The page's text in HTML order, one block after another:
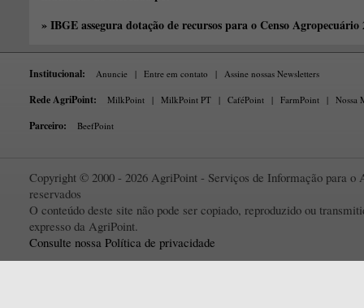
» IBGE assegura dotação de recursos para o Censo Agropecuário
Institucional: Anuncie | Entre em contato | Assine nossas Newsletters
Rede AgriPoint: MilkPoint | MilkPoint PT | CaféPoint | FarmPoint | Nossa
Parceiro: BeefPoint
Copyright © 2000 - 2026 AgriPoint - Serviços de Informação para o
reservados
O conteúdo deste site não pode ser copiado, reproduzido ou
expresso da AgriPoint.
Consulte nossa Política de privacidade